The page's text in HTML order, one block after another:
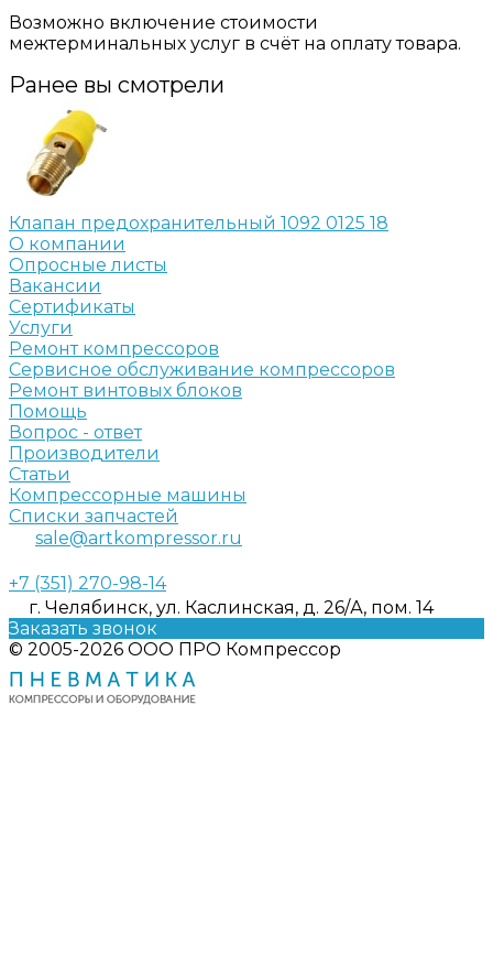
Возможно включение стоимости
межтерминальных услуг в счёт на оплату товара.
Ранее вы смотрели
Клапан предохранительный 1092 0125 18
О компании
Опросные листы
Вакансии
Сертификаты
Услуги
Ремонт компрессоров
Сервисное обслуживание компрессоров
Ремонт винтовых блоков
Помощь
Вопрос - ответ
Производители
Статьи
Компрессорные машины
Списки запчастей
sale@artkompressor.ru
+7 (351) 270-98-14
г. Челябинск, ул. Каслинская, д. 26/А, пом. 14
Заказать звонок
© 2005-2026 ООО ПРО Компрессор